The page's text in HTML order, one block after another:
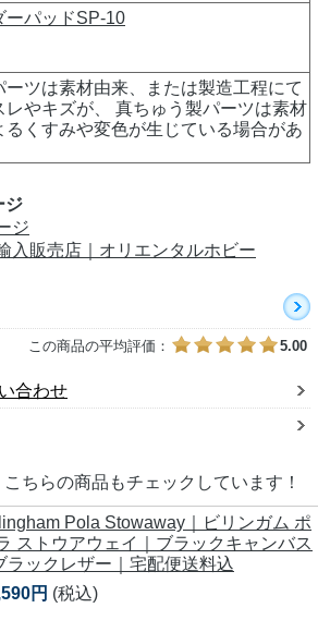
ーパッドSP-10
ーツは素材由来、または製造工程にて
レやキズが、 真ちゅう製パーツは素材
るくすみや変色が生じている場合があ
ジ
入販売店｜オリエンタルホビー
この商品の平均評価： 5.00
合わせ
ちらの商品もチェックしています！
Pola Stowaway｜ビリンガム ポ
ストウアウェイ｜ブラックキャンバス
ラックレザー｜宅配便送料込
円 (税込)